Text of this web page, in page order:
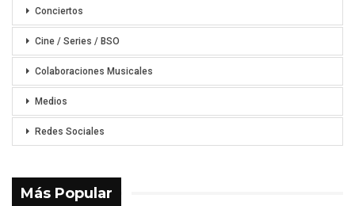
Conciertos
Cine / Series / BSO
Colaboraciones Musicales
Medios
Redes Sociales
Más Popular